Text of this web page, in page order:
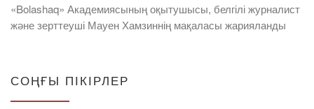
«Bolashaq» Академиясының оқытушысы, белгілі журналист
және зерттеуші Мауен Хамзиннің мақаласы жарияланды
СОҢҒЫ ПІКІРЛЕР